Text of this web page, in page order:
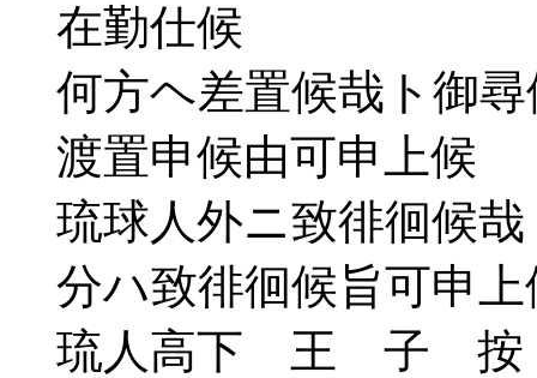
在勤仕候
何方ヘ差置候哉ト御尋
渡置申候由可申上候
琉球人外ニ致徘徊候哉
分ハ致徘徊候旨可申上
琉人高下 王 子